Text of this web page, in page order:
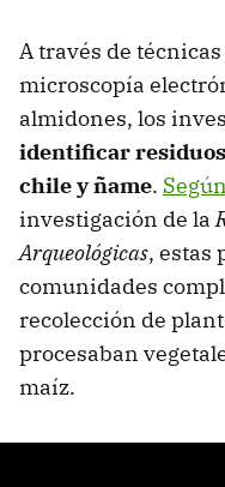
A través de
microscopía
almidones, los
identificar
chile y ñame. Según
investigación de la
Arqueológicas, estas
comunidades
recolección de
procesaban
maíz.